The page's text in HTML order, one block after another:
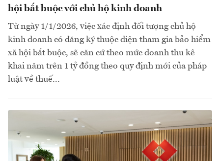
hội bắt buộc với chủ hộ kinh doanh
Từ ngày 1/1/2026, việc xác định đối tượng chủ hộ
kinh doanh có đăng ký thuộc diện tham gia bảo hiểm
xã hội bắt buộc, sẽ căn cứ theo mức doanh thu kê
khai năm trên 1 tỷ đồng theo quy định mới của pháp
luật về thuế...